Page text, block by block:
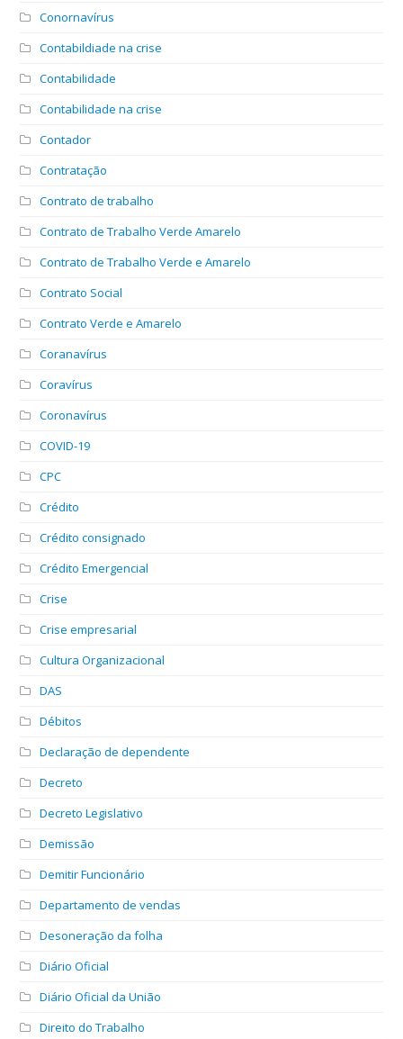
Conornavírus
Contabildiade na crise
Contabilidade
Contabilidade na crise
Contador
Contratação
Contrato de trabalho
Contrato de Trabalho Verde Amarelo
Contrato de Trabalho Verde e Amarelo
Contrato Social
Contrato Verde e Amarelo
Coranavírus
Coravírus
Coronavírus
COVID-19
CPC
Crédito
Crédito consignado
Crédito Emergencial
Crise
Crise empresarial
Cultura Organizacional
DAS
Débitos
Declaração de dependente
Decreto
Decreto Legislativo
Demissão
Demitir Funcionário
Departamento de vendas
Desoneração da folha
Diário Oficial
Diário Oficial da União
Direito do Trabalho